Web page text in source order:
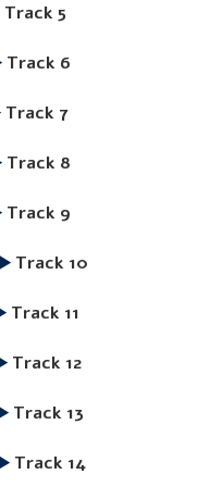
Track 5
Track 6
Track 7
Track 8
Track 9
Track 10
Track 11
Track 12
Track 13
Track 14